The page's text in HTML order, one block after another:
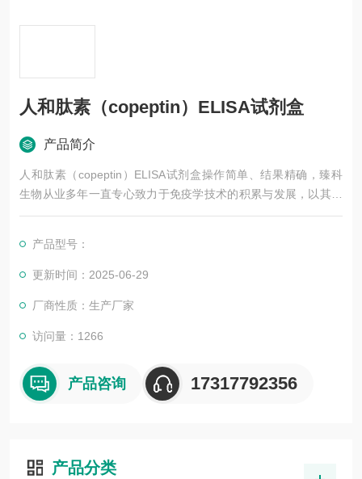
人和肽素（copeptin）ELISA试剂盒
产品简介
人和肽素（copeptin）ELISA试剂盒操作简单、结果精确，臻科
生物从业多年一直专心致力于免疫学技术的积累与发展，以其优
质的产品质量与专业的技术服务，赢得业内广大人士的认可。我
系，共同努力合作共赢。
产品型号：
更新时间：2025-06-29
厂商性质：生产厂家
访问量：1266
产品咨询 17317792356
产品分类